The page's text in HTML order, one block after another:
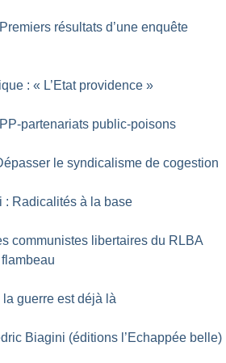
résultats d’une enquête
: « L’Etat providence »
partenariats public-poisons
le syndicalisme de cogestion
: Radicalités à la base
communistes libertaires du RLBA
la guerre est déjà là
Biagini (éditions l’Echappée belle)